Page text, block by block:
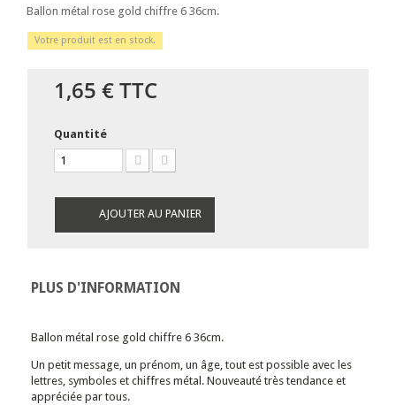
Ballon métal rose gold chiffre 6 36cm.
Votre produit est en stock.
1,65 €TTC
Quantité
AJOUTER AU PANIER
PLUS D'INFORMATION
Ballon métal rose gold chiffre 6 36cm.
Un petit message, un prénom, un âge, tout est possible avec les
lettres, symboles et chiffres métal. Nouveauté très tendance et
appréciée par tous.